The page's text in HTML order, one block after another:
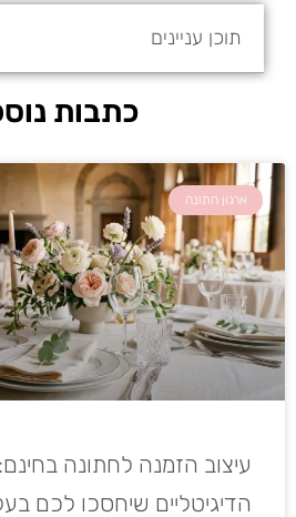
תוכן עניינים
כתבות
ארגון חתונה
עיצוב הזמנה לחתונה
הדיגיטליים שיחסכו לכם